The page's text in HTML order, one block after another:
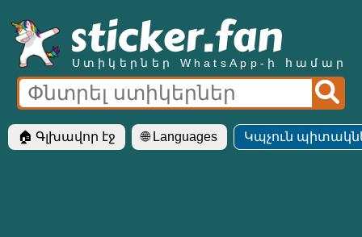
Ստիկերներ WhatsApp-ի համար
🏠 Գլխավոր էջ 🌐 Languages Կպչուն